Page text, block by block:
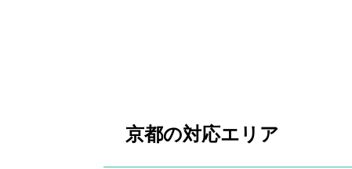
京都の対応エリア